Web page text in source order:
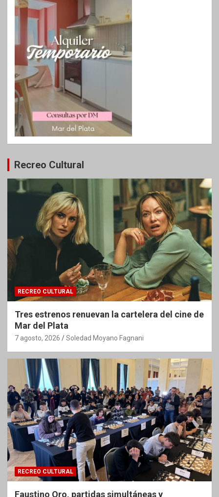
Recreo Cultural
RECREO CULTURAL
Tres estrenos renuevan la cartelera del cine de
Mar del Plata
7 agosto, 2026 Soledad Moyano Fagnani
RECREO CULTURAL
Faustino Oro, partidas simultáneas y